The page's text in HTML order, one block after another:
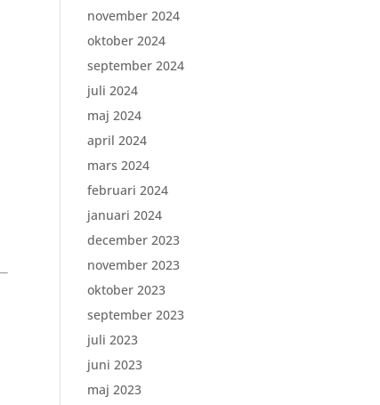
november 2024
oktober 2024
september 2024
juli 2024
maj 2024
april 2024
mars 2024
februari 2024
januari 2024
december 2023
november 2023
oktober 2023
september 2023
juli 2023
juni 2023
maj 2023